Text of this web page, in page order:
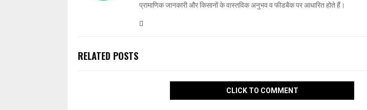
प्रामाणिक जानकारी और किसानों के वास्तविक अनुभव व फीडबैक पर आधारित होते हैं।
RELATED POSTS
CLICK TO COMMENT